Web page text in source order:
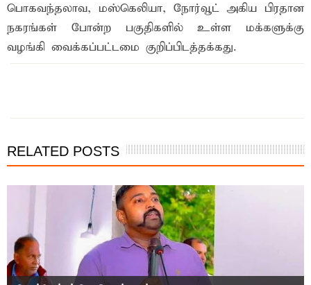
பொகவந்தலாவ, மஸ்கெலியா, நோர்வூட் அகிய பிரதான
நகரங்கள் போன்ற பகுதிகளில் உள்ள மக்களுக்கு
வழங்கி வைக்கப்பட்டமை குறிப்பிடத்தக்கது.
RELATED POSTS